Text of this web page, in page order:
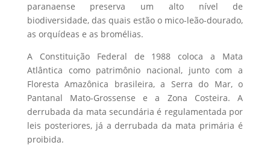
paranaense preserva um alto nível de
biodiversidade, das quais estão o mico-leão-dourado,
as orquídeas e as bromélias.
A Constituição Federal de 1988 coloca a Mata
Atlântica como patrimônio nacional, junto com a
Floresta Amazônica brasileira, a Serra do Mar, o
Pantanal Mato-Grossense e a Zona Costeira. A
derrubada da mata secundária é regulamentada por
leis posteriores, já a derrubada da mata primária é
proibida.